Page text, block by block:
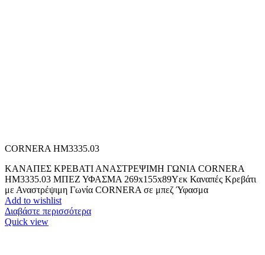
CORNERA HM3335.03
ΚΑΝΑΠΕΣ ΚΡΕΒΑΤΙ ΑΝΑΣΤΡΕΨΙΜH ΓΩΝΙΑ CORNERA
HM3335.03 ΜΠΕΖ ΥΦΑΣΜΑ 269x155x89Yεκ Καναπές Κρεβάτι
με Αναστρέψιμη Γωνία CORNERA σε μπεζ Ύφασμα
Add to wishlist
Διαβάστε περισσότερα
Quick view